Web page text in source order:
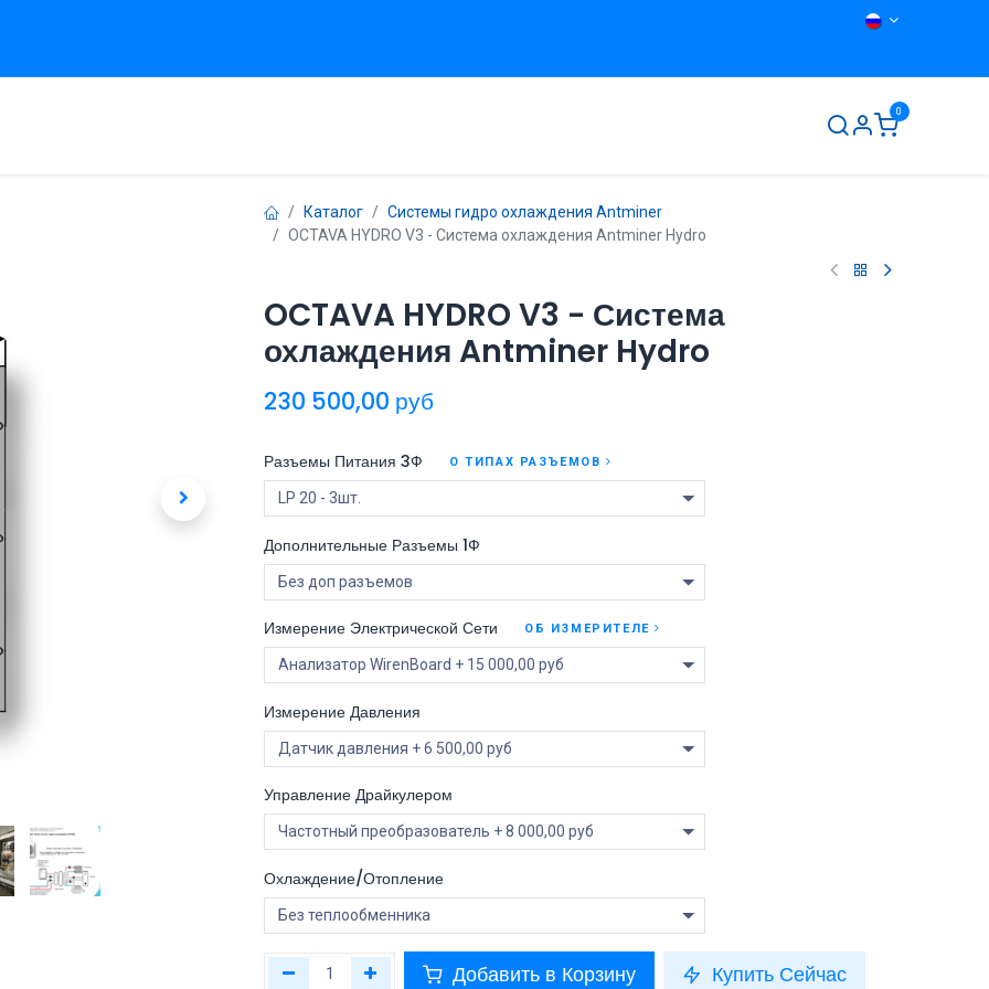
0
Каталог
Системы гидро охлаждения Antminer
OCTAVA HYDRO V3 - Система охлаждения Antminer Hydro
OCTAVA HYDRO V3 - Система
охлаждения Antminer Hydro
230 500,00 руб
Разъемы Питания 3Ф О ТИПАХ РАЗЪЕМОВ
Дополнительные Разъемы 1Ф
Измерение Электрической Сети ОБ ИЗМЕРИТЕЛЕ
Измерение Давления
Управление Драйкулером
Охлаждение/Отопление
Добавить в Корзину Купить Сейчас